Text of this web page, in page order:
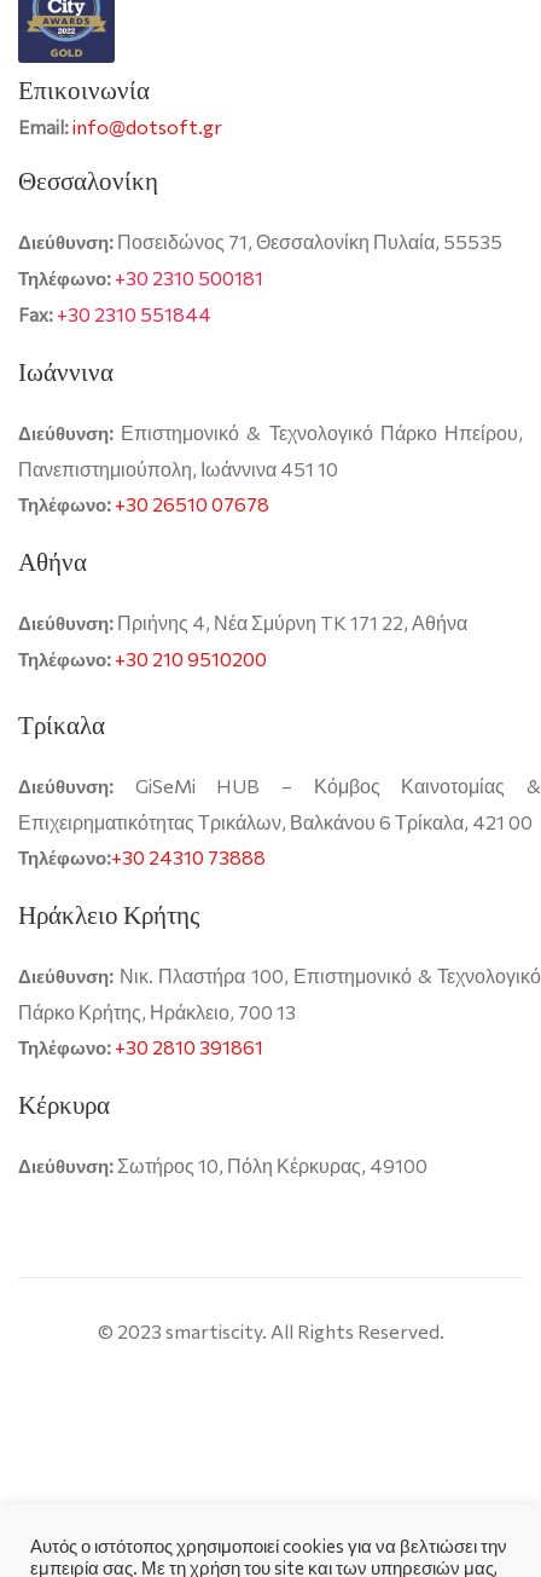
Επικοινωνία
Email:info@dotsoft.gr
Θεσσαλονίκη
Διεύθυνση: Ποσειδώνος 71, Θεσσαλονίκη Πυλαία, 55535
Τηλέφωνο: +30 2310 500181
Fax: +30 2310 551844
Ιωάννινα
Διεύθυνση: Επιστημονικό & Τεχνολογικό Πάρκο Ηπείρου,
Πανεπιστημιούπολη, Ιωάννινα 451 10
Τηλέφωνο: +30 26510 07678
Αθήνα
Διεύθυνση: Πριήνης 4, Νέα Σμύρνη TK 171 22, Αθήνα
Τηλέφωνο: +30 210 9510200
Τρίκαλα
Διεύθυνση: GiSeMi HUB – Κόμβος Καινοτομίας &
Επιχειρηματικότητας Τρικάλων, Βαλκάνου 6 Τρίκαλα, 421 00
Τηλέφωνο:+30 24310 73888
Ηράκλειο Κρήτης
Διεύθυνση: Νικ. Πλαστήρα 100, Επιστημονικό & Τεχνολογικό
Πάρκο Κρήτης, Ηράκλειο, 700 13
Τηλέφωνο: +30 2810 391861
Κέρκυρα
Διεύθυνση: Σωτήρος 10, Πόλη Κέρκυρας, 49100
© 2023 smartiscity. All Rights Reserved.
Αυτός ο ιστότοπος χρησιμοποιεί cookies για να βελτιώσει την
εμπειρία σας. Με τη χρήση του site και των υπηρεσιών μας,